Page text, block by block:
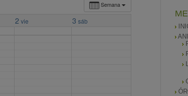
Semana
2 vie 3 sáb